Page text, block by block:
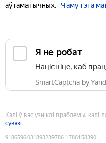
аўтаматычных.
Чаму гэта
Я не робат
Націсніце, каб
SmartCaptcha by
Калі ў вас узніклі праблемы, калі
сувязі
9186596031893239786:1786158390